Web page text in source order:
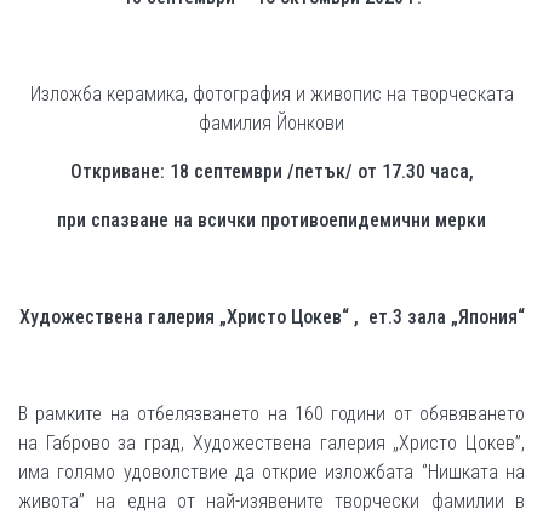
Изложба керамика, фотография и живопис на творческата
фамилия Йонкови
Откриване: 18 септември /петък/ от 17.30 часа,
при спазване на всички противоепидемични мерки
Художествена галерия „Христо Цокев“ , ет.3 зала „Япония“
В рамките на отбелязването на 160 години от обявяването
на Габрово за град, Художествена галерия „Христо Цокев”,
има голямо удоволствие да открие изложбата ‘’Нишката на
живота’’ на еднa от най-изявените творчески фамилии в